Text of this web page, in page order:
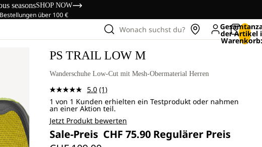
seasonsSHOP NOW
über 100 €
Wonach suchst du? der Artikel
PS TRAIL LOW M
Wanderschuhe Low-Cut mit Mesh-Obermaterial Herren
5.0 Bewertung
lesen.
Link
zur
gleichen
Seite.
(1)
1 von 1 Kunden erhielten ein Testprodukt oder nahmen
an einer Aktion teil.
Jetzt Produkt bewerten
Sale-Preis CHF 75.90 Regulärer Preis